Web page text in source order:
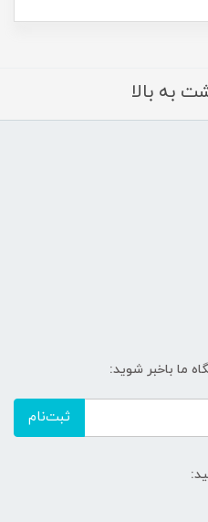
به بالا
ما باخبر شوید:
ثبت‌نام